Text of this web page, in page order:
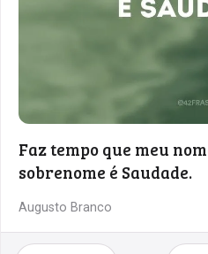
Faz tempo que meu
sobrenome é Saudade.
Augusto Branco